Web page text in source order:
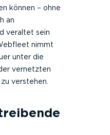
können – ohne
an
veraltet sein
nimmt
unter die
vernetzten
verstehen.